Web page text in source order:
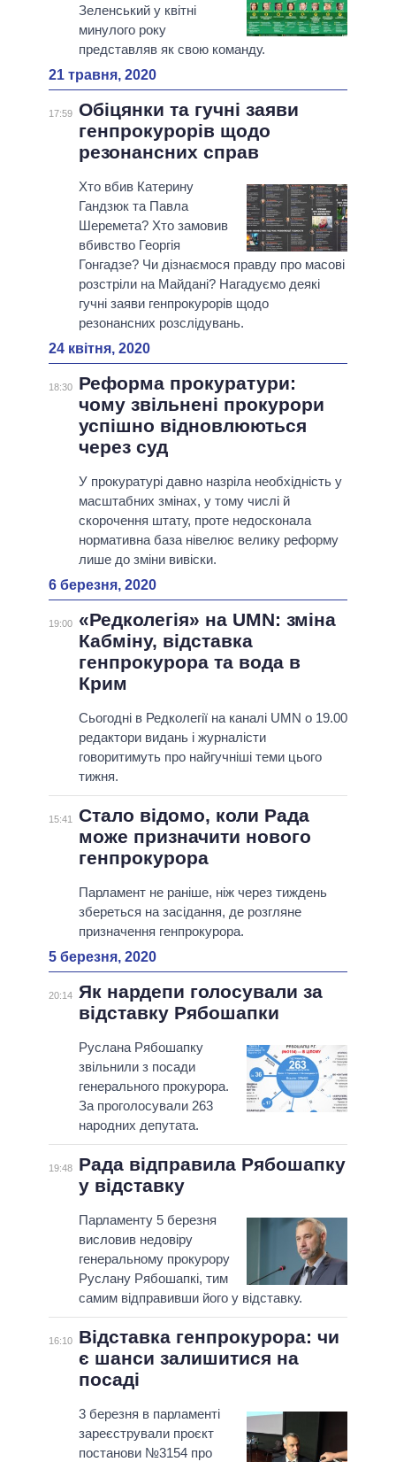
Зеленський у квітні
минулого року
представляв як свою команду.
21 травня, 2020
17:59 Обіцянки та гучні заяви
генпрокурорів щодо
резонансних справ
Хто вбив Катерину
Гандзюк та Павла
Шеремета? Хто замовив
вбивство Георгія
Гонгадзе? Чи дізнаємося правду про масові
розстріли на Майдані? Нагадуємо деякі
гучні заяви генпрокурорів щодо
резонансних розслідувань.
24 квітня, 2020
18:30
Реформа прокуратури:
чому звільнені прокурори
успішно відновлюються
через суд
У прокуратурі давно назріла необхідність у
масштабних змінах, у тому числі й
скорочення штату, проте недосконала
нормативна база нівелює велику реформу
лише до зміни вивіски.
6 березня, 2020
19:00
«Редколегія» на UMN: зміна
Кабміну, відставка
генпрокурора та вода в
Крим
Сьогодні в Редколегії на каналі UMN о 19.00
редактори видань і журналісти
говоритимуть про найгучніші теми цього
тижня.
15:41
Стало відомо, коли Рада
може призначити нового
генпрокурора
Парламент не раніше, ніж через тиждень
збереться на засідання, де розгляне
призначення генпрокурора.
5 березня, 2020
20:14
Як нардепи голосували за
відставку Рябошапки
Руслана Рябошапку
звільнили з посади
генерального прокурора.
За проголосували 263
народних депутата.
19:48
Рада відправила Рябошапку
у відставку
Парламенту 5 березня
висловив недовіру
генеральному прокурору
Руслану Рябошапкі, тим
самим відправивши його у відставку.
16:10
Відставка генпрокурора: чи
є шанси залишитися на
посаді
3 березня в парламенті
зареєстрували проєкт
постанови №3154 про